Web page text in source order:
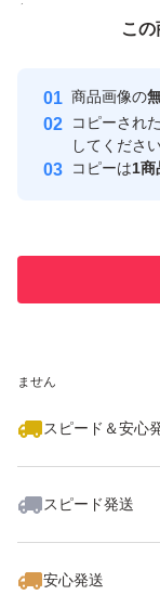
食欲ない時も、
お菓子作りのト
ケーキ作りして
ご賞味下さい
どうぞ、宜しくお
発送で御座いま
包装を整えて、
発送させて下さ
付与しています
安心取引出品者
取引実績
ません
スピード＆安心
スピード発送
安心発送
こ
商品画像の
コピーされ
してくださ
コピーは1商
この商品をみて